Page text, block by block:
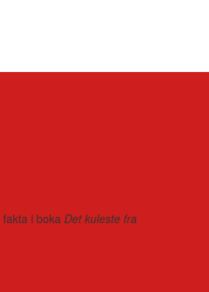
i boka Det kuleste fra